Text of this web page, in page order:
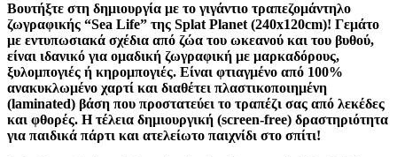
Βουτήξτε στη δημιουργία με το γιγάντιο τραπεζομάντηλο
ζωγραφικής “Sea Life” της Splat Planet (240x120cm)! Γεμάτο
με εντυπωσιακά σχέδια από ζώα του ωκεανού και του βυθού,
είναι ιδανικό για ομαδική ζωγραφική με μαρκαδόρους,
ξυλομπογιές ή κηρομπογιές. Είναι φτιαγμένο από 100%
ανακυκλωμένο χαρτί και διαθέτει πλαστικοποιημένη
(laminated) βάση που προστατεύει το τραπέζι σας από λεκέδες
και φθορές. Η τέλεια δημιουργική (screen-free) δραστηριότητα
για παιδικά πάρτι και ατελείωτο παιχνίδι στο σπίτι!